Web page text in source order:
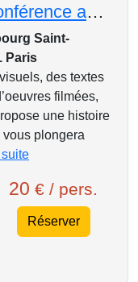
Cycle de conférence au Mk2, Entrons dans la danse : La danse sur les scènes du monde
Saint-
Paris
des textes
filmées,
une histoire
plongera
suite
20 € / pers.
Réserver